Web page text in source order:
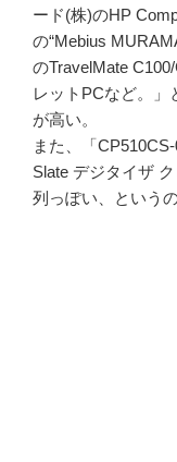
ード(株)のHP
の“Mebius
のTravelMate
レットPCなど。」
が高い。
また、「
Slate デジタイザ
列っぽい、というの